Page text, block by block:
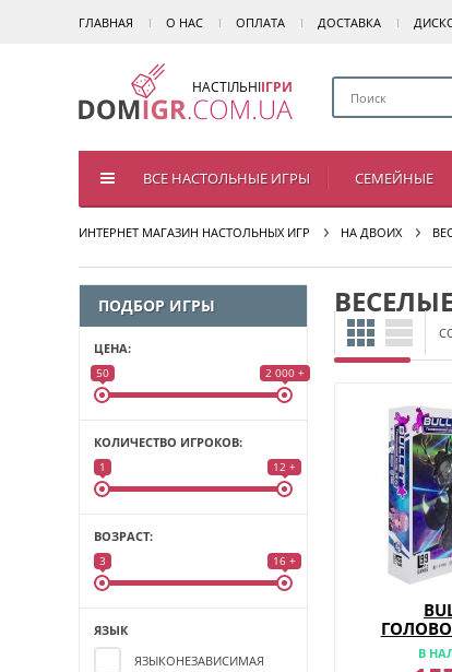
ГЛАВНАЯ О НАС ОПЛАТА ДОСТАВКА
НАСТІЛЬНІІГРИ
ВСЕ НАСТОЛЬНЫЕ ИГРЫ СЕМЕЙНЫЕ
ИНТЕРНЕТ МАГАЗИН НАСТОЛЬНЫХ ИГР НА ДВОИХ
ПОДБОР ИГРЫ
ЦЕНА:
50 2 000 +
КОЛИЧЕСТВО ИГРОКОВ:
1 12 +
ВОЗРАСТ:
3 16 +
ЯЗЫК
ЯЗЫКОНЕЗАВИСИМАЯ
В